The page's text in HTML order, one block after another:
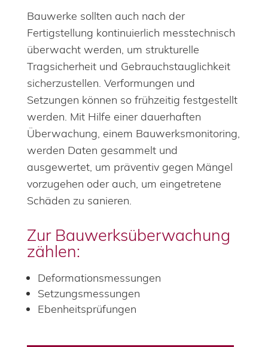
Bauwerke sollten auch nach der
Fertigstellung kontinuierlich messtechnisch
überwacht werden, um strukturelle
Tragsicherheit und Gebrauchstauglichkeit
sicherzustellen. Verformungen und
Setzungen können so frühzeitig festgestellt
werden. Mit Hilfe einer dauerhaften
Überwachung, einem Bauwerksmonitoring,
werden Daten gesammelt und
ausgewertet, um präventiv gegen Mängel
vorzugehen oder auch, um eingetretene
Schäden zu sanieren.
Zur Bauwerksüberwachung
zählen:
Deformationsmessungen
Setzungsmessungen
Ebenheitsprüfungen